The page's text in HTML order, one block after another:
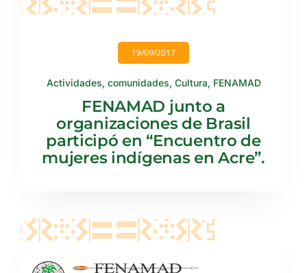
19/09/2017
Actividades, comunidades, Cultura, FENAMAD
FENAMAD junto a
organizaciones de Brasil
participó en “Encuentro de
mujeres indígenas en Acre”.